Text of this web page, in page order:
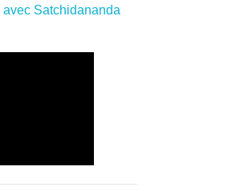
avec Satchidananda